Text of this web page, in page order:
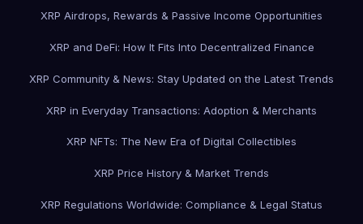
XRP Airdrops, Rewards & Passive Income Opportunities
XRP and DeFi: How It Fits Into Decentralized Finance
XRP Community & News: Stay Updated on the Latest Trends
XRP in Everyday Transactions: Adoption & Merchants
XRP NFTs: The New Era of Digital Collectibles
XRP Price History & Market Trends
XRP Regulations Worldwide: Compliance & Legal Status